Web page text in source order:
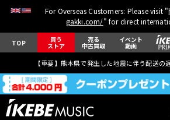
For Overseas Customers: Please visit "
gakki.com/" for direct
TOP 買う
ストア
売る
中古買取
イベント
動画
【重要】熊本県で発生した地震に伴う配送の